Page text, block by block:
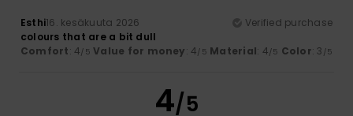
Esthi16. kesäkuuta 2026
Verified purchase
colours that are a bit dull
Comfort: 4/5 Value for money: 4/5 Material: 4/5 Color: 3 /5
4/5